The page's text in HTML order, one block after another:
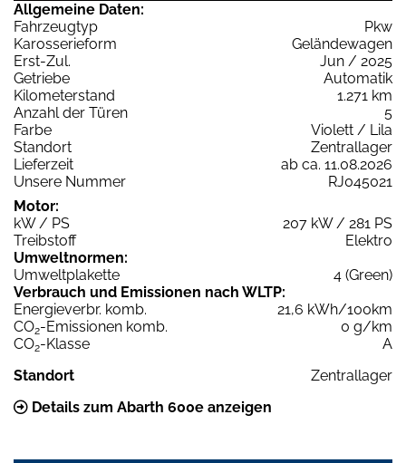
Allgemeine Daten:
Fahrzeugtyp
Pkw
Karosserieform
Geländewagen
Erst-Zul.
Jun / 2025
Getriebe
Automatik
Kilometerstand
1.271 km
Anzahl der Türen
5
Farbe
Violett / Lila
Standort
Zentrallager
Lieferzeit
ab ca. 11.08.2026
Unsere Nummer
RJ045021
Motor:
kW / PS
207 kW / 281 PS
Treibstoff
Elektro
Umweltnormen:
Umweltplakette
4 (Green)
Verbrauch und Emissionen nach WLTP:
Energieverbr. komb.
21,6 kWh/100km
CO2-Emissionen komb.
0 g/km
CO2-Klasse
A
Standort
Zentrallager
Details zum Abarth 600e anzeigen